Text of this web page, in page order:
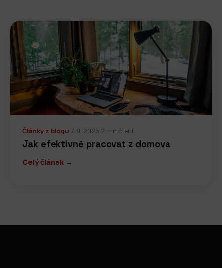
Články z blogu·7. 9. 2025·2 min čtení
Jak efektivně pracovat z domova
Celý článek →